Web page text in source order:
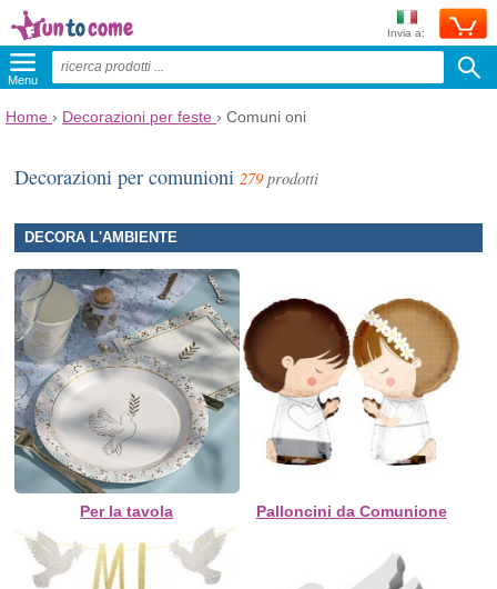
Invia a:
Menu
Home › Decorazioni per feste › Comuni oni
Decorazioni per comunioni279prodotti
DECORA L'AMBIENTE
Per la tavola Palloncini da Comunione